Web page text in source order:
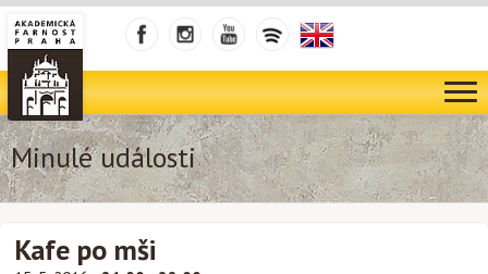
Minulé události
Kafe po mši